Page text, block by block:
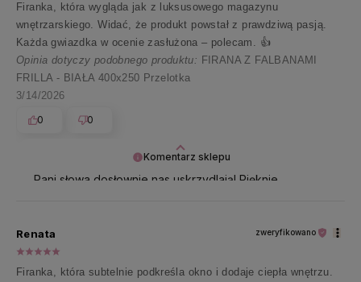
Komentarz sklepu
Pani słowa dosłownie nas uskrzydlają! Pięknie
Firanka, która wygląda jak z luksusowego magazynu
wnętrzarskiego. Widać, że produkt powstał z prawdziwą pasją.
Każda gwiazdka w ocenie zasłużona – polecam. 👍
Opinia dotyczy podobnego produktu: FIRANA Z FALBANAMI
FRILLA - BIAŁA 400x250 Przelotka
3/14/2026
0
0
Renata zweryfikowano
Firanka, która subtelnie podkreśla okno i dodaje ciepła wnętrzu.